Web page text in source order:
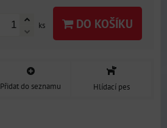
ks DO KOŠÍKU
Přidat do seznamu Hlídací pes